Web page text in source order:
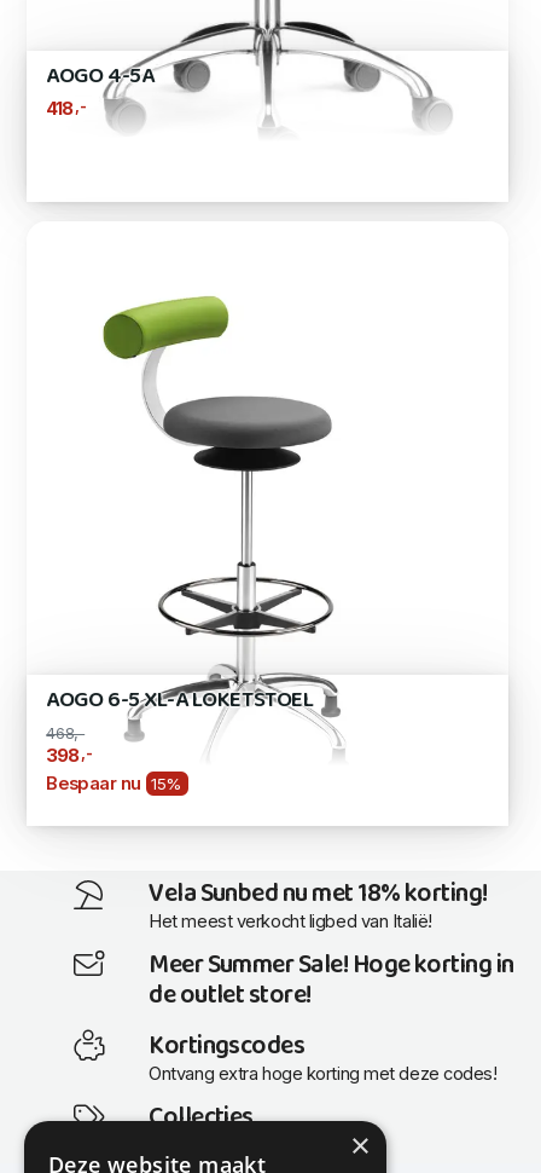
AOGO 4-5A
418,-
AOGO 6-5 XL-A LOKETSTOEL
468,-
398,-
Bespaar nu 15%
Vela Sunbed nu met 18% korting!
Het meest verkocht ligbed van Italië!
Meer Summer Sale! Hoge korting in
de outlet store!
Kortingscodes
Ontvang extra hoge korting met deze codes!
Collecties
Actuele en populaire collecties
×
Deze website maakt